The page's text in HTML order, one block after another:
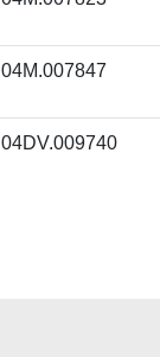
04M.007847
04DV.009740